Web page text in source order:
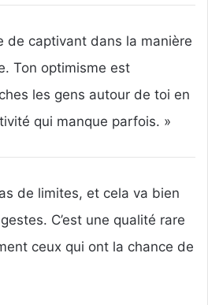
de captivant dans la manière
Ton optimisme est
les gens autour de toi en
qui manque parfois. »
de limites, et cela va bien
C’est une qualité rare
ceux qui ont la chance de